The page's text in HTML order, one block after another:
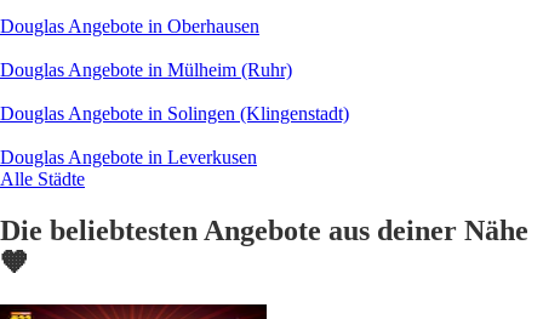
Douglas Angebote in Oberhausen
Douglas Angebote in Mülheim (Ruhr)
Douglas Angebote in Solingen (Klingenstadt)
Douglas Angebote in Leverkusen
Alle Städte
Die beliebtesten Angebote aus deiner Nähe
🧡